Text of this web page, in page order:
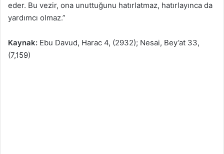
eder. Bu vezir, ona unuttuğunu hatırlatmaz, hatırlayınca da
yardımcı olmaz.”
Kaynak: Ebu Davud, Harac 4, (2932); Nesai, Bey’at 33,
(7,159)